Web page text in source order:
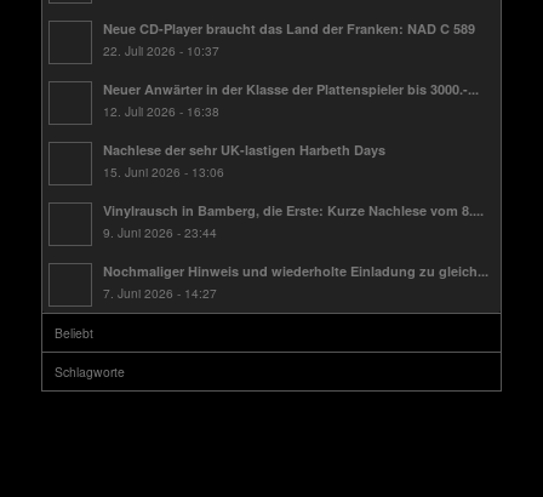
Neue CD-Player braucht das Land der Franken: NAD C 589
22. Juli 2026 - 10:37
Neuer Anwärter in der Klasse der Plattenspieler bis 3000.-...
12. Juli 2026 - 16:38
Nachlese der sehr UK-lastigen Harbeth Days
15. Juni 2026 - 13:06
Vinylrausch in Bamberg, die Erste: Kurze Nachlese vom 8....
9. Juni 2026 - 23:44
Nochmaliger Hinweis und wiederholte Einladung zu gleich...
7. Juni 2026 - 14:27
Beliebt
Schlagworte